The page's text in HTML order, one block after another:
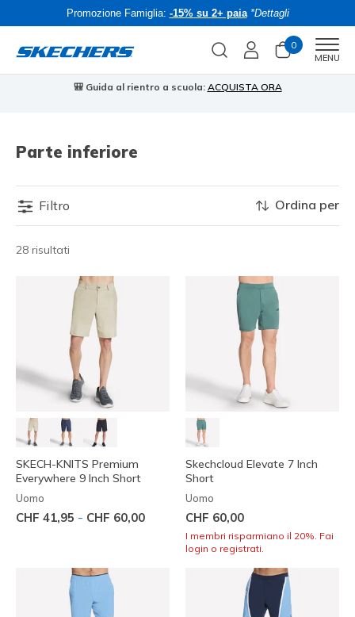
Promozione Famiglia: -15% su 2+ paia *Dettagli
0
MENU
🎒 Guida al rientro a scuola: ACQUISTA ORA
Parte inferiore
Filtro
28 risultati
Ordina per
SKECH-KNITS Premium
Everywhere 9 Inch Short
Uomo
CHF 41,95 - CHF 60,00
Skechcloud Elevate 7 Inch
Short
Uomo
CHF 60,00
I membri risparmiano il 20%. Fai
login o registrati.